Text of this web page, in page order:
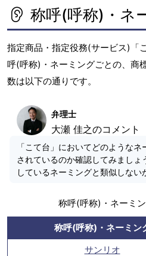
称呼(呼称)・ネ
指定商品・指定役務(サービス)「
呼(呼称)・ネーミングごとの、商
数は以下の通りです。
弁理士
大瀬 佳之のコメント
「こて台」においてどのような
されているのか確認してみましょ
しているネーミングと類似しない
称呼(呼称)・ネーミ
称呼(呼称)・ネーミン
サンリオ